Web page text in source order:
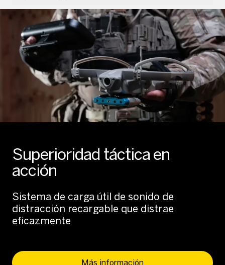
Superioridad táctica en
acción
Sistema de carga útil de sonido de
distracción recargable que distrae
eficazmente
Más información